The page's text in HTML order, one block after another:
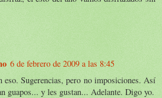
6 de febrero de 2009 a las 8:45
eso. Sugerencias, pero no imposiciones. Así
guapos... y les gustan... Adelante. Digo yo.